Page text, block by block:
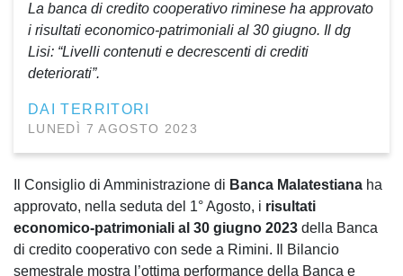
La banca di credito cooperativo riminese ha approvato
i risultati economico-patrimoniali al 30 giugno. Il dg
Lisi: “Livelli contenuti e decrescenti di crediti
deteriorati”.
DAI TERRITORI
LUNEDÌ 7 AGOSTO 2023
Il Consiglio di Amministrazione di Banca Malatestiana ha
approvato, nella seduta del 1° Agosto, i risultati
economico-patrimoniali al 30 giugno 2023 della Banca
di credito cooperativo con sede a Rimini. Il Bilancio
semestrale mostra l’ottima performance della Banca e